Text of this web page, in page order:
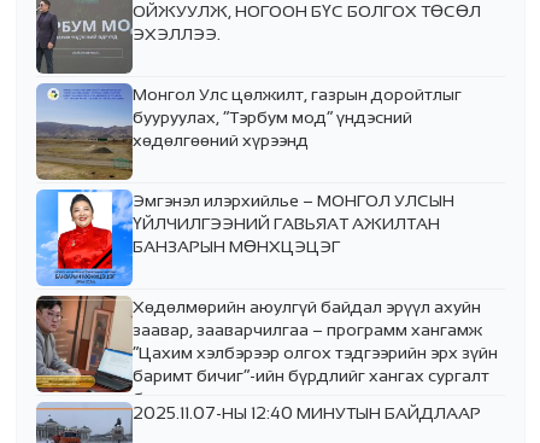
ОЙЖУУЛЖ, НОГООН БҮС БОЛГОХ ТӨСӨЛ
ЭХЭЛЛЭЭ.
Монгол Улс цөлжилт, газрын доройтлыг
бууруулах, “Тэрбум мод” үндэсний
хөдөлгөөний хүрээнд
Эмгэнэл илэрхийлье – МОНГОЛ УЛСЫН
ҮЙЛЧИЛГЭЭНИЙ ГАВЬЯАТ АЖИЛТАН
БАНЗАРЫН МӨНХЦЭЦЭГ
Хөдөлмөрийн аюулгүй байдал эрүүл ахуйн
заавар, зааварчилгаа – программ хангамж
“Цахим хэлбэрээр олгох тэдгээрийн эрх зүйн
баримт бичиг”-ийн бүрдлийг хангах сургалт
боллоо.
2025.11.07-НЫ 12:40 МИНУТЫН БАЙДЛААР